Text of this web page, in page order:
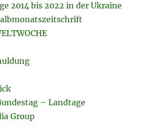
2014 bis 2022 in der Ukraine
– Landtage
Group